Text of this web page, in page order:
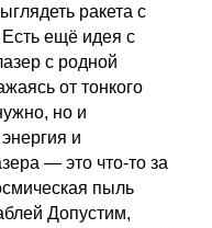
ракета с
ещё идея с
с родной
от тонкого
но и
и
— это что-то за
пыль
Допустим,